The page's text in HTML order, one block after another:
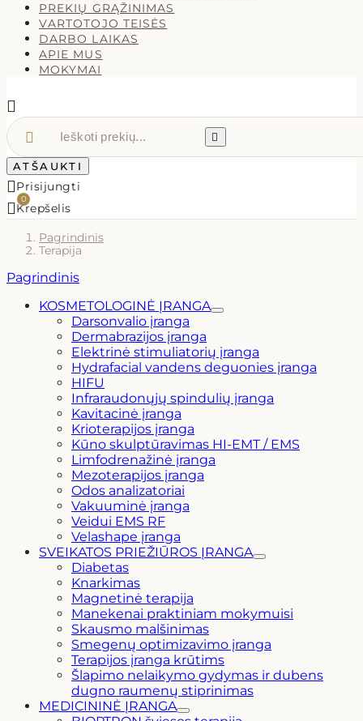
PREKIŲ GRĄŽINIMAS
VARTOTOJO TEISĖS
DARBO LAIKAS
APIE MUS
MOKYMAI

 
ATŠAUKTI
Prisijungti
Krepšelis
0
Pagrindinis
Terapija
Pagrindinis
KOSMETOLOGINĖ ĮRANGA
Darsonvalio įranga
Dermabrazijos įranga
Elektrinė stimuliatorių įranga
Hydrafacial vandens deguonies įranga
HIFU
Infraraudonųjų spindulių įranga
Kavitacinė įranga
Krioterapijos įranga
Kūno skulptūravimas HI-EMT / EMS
Limfodrenažinė įranga
Mezoterapijos įranga
Odos analizatoriai
Vakuuminė įranga
Veidui EMS RF
Velashape įranga
SVEIKATOS PRIEŽIŪROS ĮRANGA
Diabetas
Knarkimas
Magnetinė terapija
Manekenai praktiniam mokymuisi
Skausmo malšinimas
Smegenų optimizavimo įranga
Terapijos įranga krūtims
Šlapimo nelaikymo gydymas ir dubens
dugno raumenų stiprinimas
MEDICININĖ ĮRANGA